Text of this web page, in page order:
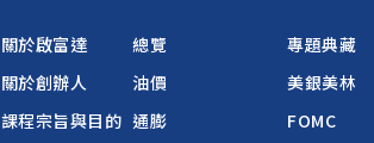
關於啟富達
關於創辦人
課程宗旨與目的
總覽
油價
通膨
專題典藏
美銀美林
FOMC